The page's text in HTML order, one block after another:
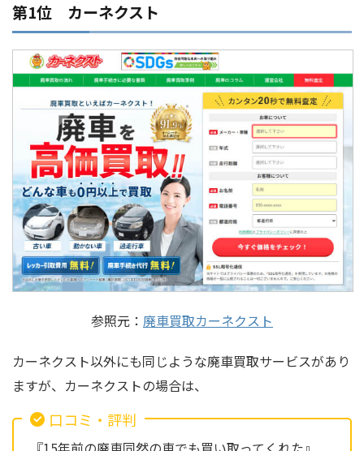
第1位 カーネクスト
参照元： 廃車買取カーネクスト
カーネクスト以外にも同じような廃車買取サービスがあり
ますが、カーネクストの場合は、
口コミ・評判